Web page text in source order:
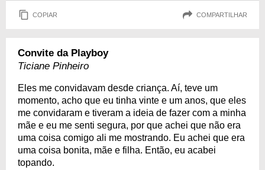
COPIAR COMPARTILHAR
Convite da Playboy
Ticiane Pinheiro
Eles me convidavam desde criança. Aí, teve um
momento, acho que eu tinha vinte e um anos, que eles
me convidaram e tiveram a ideia de fazer com a minha
mãe e eu me senti segura, por que achei que não era
uma coisa comigo ali me mostrando. Eu achei que era
uma coisa bonita, mãe e filha. Então, eu acabei
topando.